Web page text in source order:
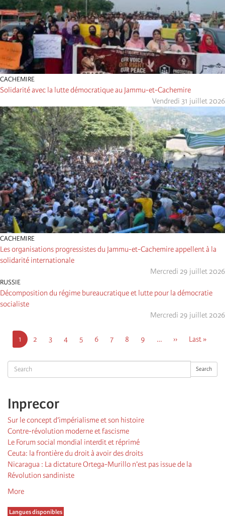
Search Search
Inprecor
Sur le concept d’impérialisme et son histoire
Contre-révolution moderne et fascisme
Le Forum social mondial interdit et réprimé
Ceuta: la frontière du droit à avoir des droits
Nicaragua : La dictature Ortega-Murillo n’est pas issue de la
Révolution sandiniste
More
Langues disponibles
CACHEMIRE
Solidarité avec la lutte démocratique au Jammu-et-Cachemire
Vendredi 31 juillet 2026
CACHEMIRE
Les organisations progressistes du Jammu-et-Cachemire appellent à la
solidarité internationale
Mercredi 29 juillet 2026
RUSSIE
Décomposition du régime bureaucratique et lutte pour la démocratie
socialiste
Mercredi 29 juillet 2026
Page
courante
1 Page
2 Page
3 Page
4 Page
5 Page
6 Page
7 Page
8 Page
9 …
Page
››
Dernière
Last »